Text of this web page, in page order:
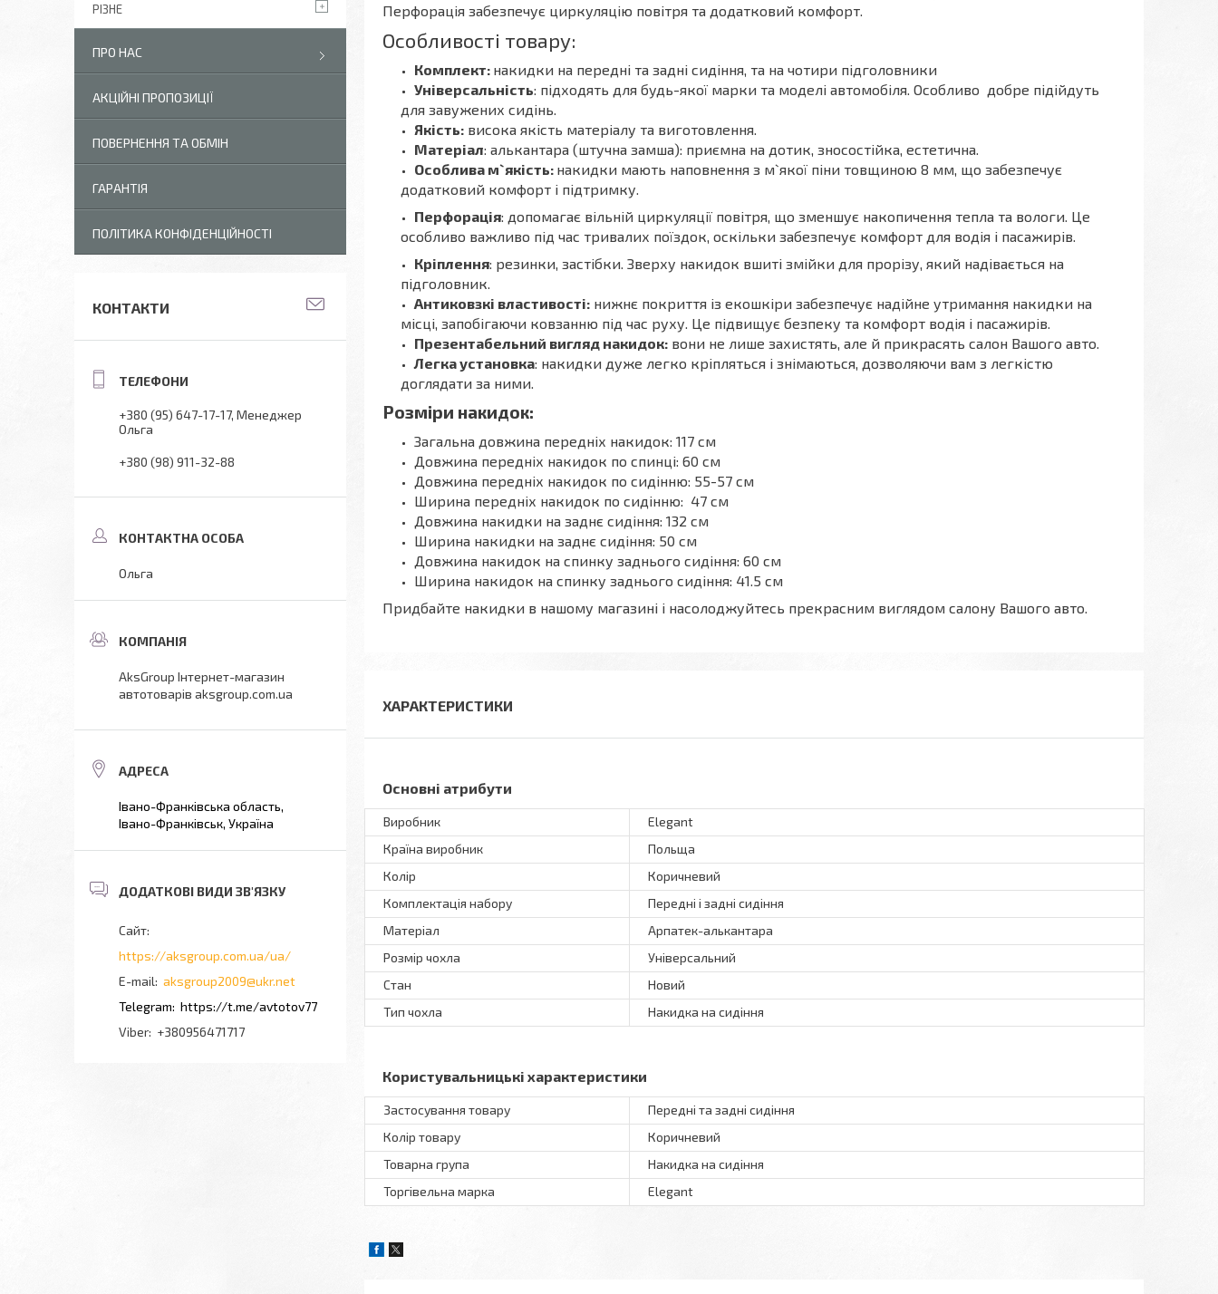
Перфорація забезпечує циркуляцію повітря та додатковий комфорт.
Особливості товару:
Комплект: накидки на передні та задні сидіння, та на чотири підголовники
Універсальність: підходять для будь-якої марки та моделі автомобіля. Особливо добре підійдуть
для завужених сидінь.
Якість: висока якість матеріалу та виготовлення.
Матеріал: алькантара (штучна замша): приємна на дотик, зносостійка, естетична.
Особлива м`якість: накидки мають наповнення з м`якої піни товщиною 8 мм, що забезпечує
додатковий комфорт і підтримку.
Перфорація: допомагає вільній циркуляції повітря, що зменшує накопичення тепла та вологи. Це
особливо важливо під час тривалих поїздок, оскільки забезпечує комфорт для водія і пасажирів.
Кріплення: резинки, застібки. Зверху накидок вшиті змійки для прорізу, який надівається на
підголовник.
Антиковзкі властивості: нижнє покриття із екошкіри забезпечує надійне утримання накидки на
місці, запобігаючи ковзанню під час руху. Це підвищує безпеку та комфорт водія і пасажирів.
Презентабельний вигляд накидок: вони не лише захистять, але й прикрасять салон Вашого авто.
Легка установка: накидки дуже легко кріпляться і знімаються, дозволяючи вам з легкістю
доглядати за ними.
Розміри накидок:
Загальна довжина передніх накидок: 117 см
Довжина передніх накидок по спинці: 60 см
Довжина передніх накидок по сидінню: 55-57 см
Ширина передніх накидок по сидінню: 47 см
Довжина накидки на заднє сидіння: 132 см
Ширина накидки на заднє сидіння: 50 см
Довжина накидок на спинку заднього сидіння: 60 см
Ширина накидок на спинку заднього сидіння: 41.5 см
Придбайте накидки в нашому магазині і насолоджуйтесь прекрасним виглядом салону Вашого авто.
ХАРАКТЕРИСТИКИ
Основні атрибути
Виробник
Elegant
Країна виробник
Польща
Колір
Коричневий
Комплектація набору
Передні і задні сидіння
Матеріал
Арпатек-алькантара
Розмір чохла
Універсальний
Стан
Новий
Тип чохла
Накидка на сидіння
Користувальницькі характеристики
Застосування товару
Передні та задні сидіння
Колір товару
Коричневий
Товарна група
Накидка на сидіння
Торгівельна марка
Elegant
РІЗНЕ
ПРО НАС
АКЦІЙНІ ПРОПОЗИЦІЇ
ПОВЕРНЕННЯ ТА ОБМІН
ГАРАНТІЯ
ПОЛІТИКА КОНФІДЕНЦІЙНОСТІ
КОНТАКТИ
+380 (95) 647-17-17 Менеджер
Ольга
+380 (98) 911-32-88
Ольга
AksGroup Інтернет-магазин
автотоварів aksgroup.com.ua
Івано-Франківська область,
Івано-Франківськ, Україна
https://aksgroup.com.ua/ua/
aksgroup2009@ukr.net
https://t.me/avtotov77
+380956471717